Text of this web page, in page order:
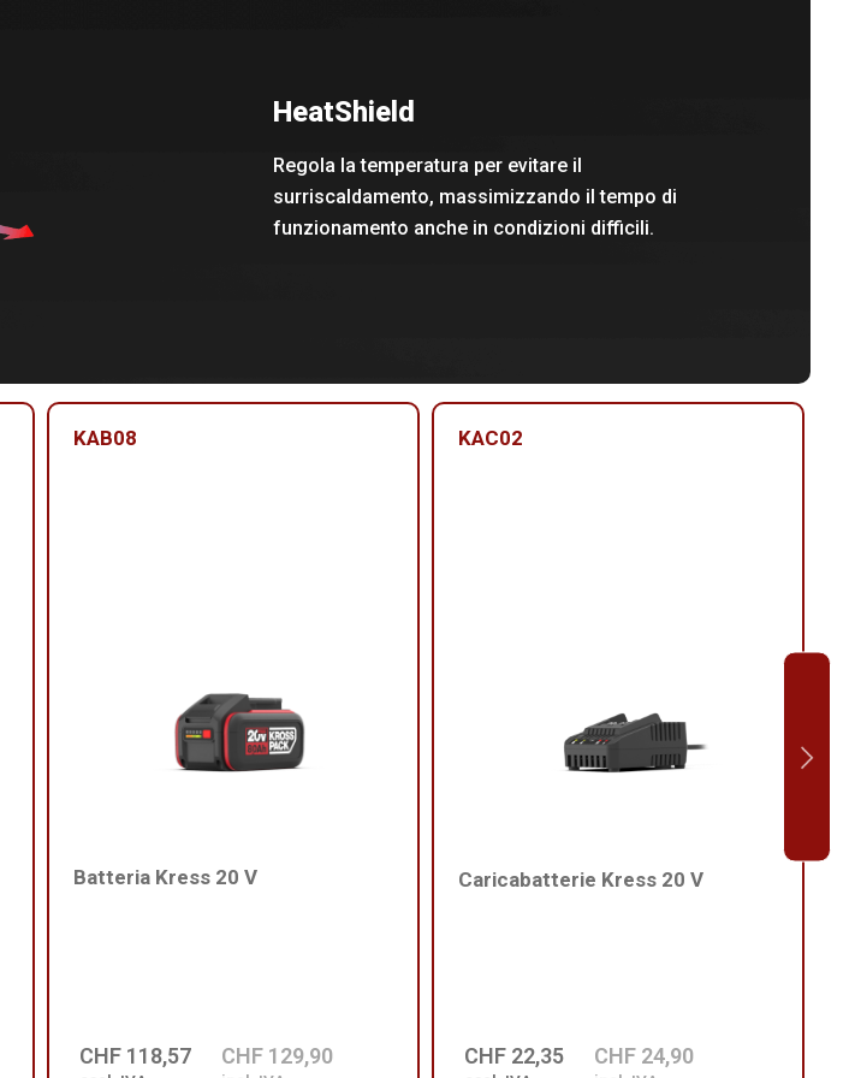
HeatShield
Regola la temperatura per evitare il
surriscaldamento, massimizzando il tempo di
funzionamento anche in condizioni difficili.
KAB08
Batteria Kress 20 V
CHF 118,57 CHF 129,90
KAC02
Caricabatterie Kress 20 V
CHF 22,35 CHF 24,90